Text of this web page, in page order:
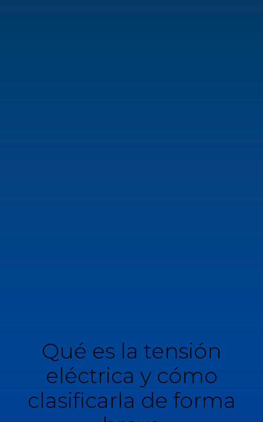
Qué es la tensión
eléctrica y cómo
clasificarla de forma